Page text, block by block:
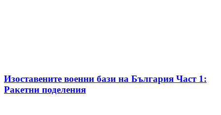
Изоставените военни бази на България Част 1:
Ракетни поделения